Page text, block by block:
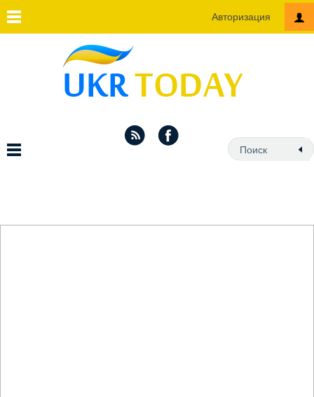
Авторизация